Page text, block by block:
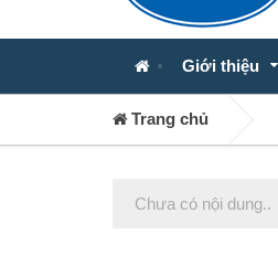
Giới thiệu
Trang chủ
Chưa có nội dung..